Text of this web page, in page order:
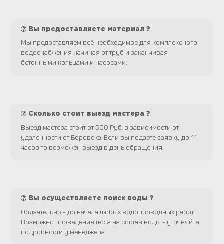
Вы предоставляете материал ?
Мы предоставляем всё необходимое для комплексного
водоснабжения начиная от труб и заканчивая
бетонными кольцами и насосами.
Сколько стоит выезд мастера ?
Выезд мастера стоит от 500 Руб. в зависимости от
удаленности от Боровска. Если вы подаете заявку до 11
часов то возможен выезд в день обращения.
Вы осуществляете поиск воды ?
Обязательно - до начала любых водопроводных работ.
Возможно проведение теста на состав воды - уточняйте
подробности у менеджера.